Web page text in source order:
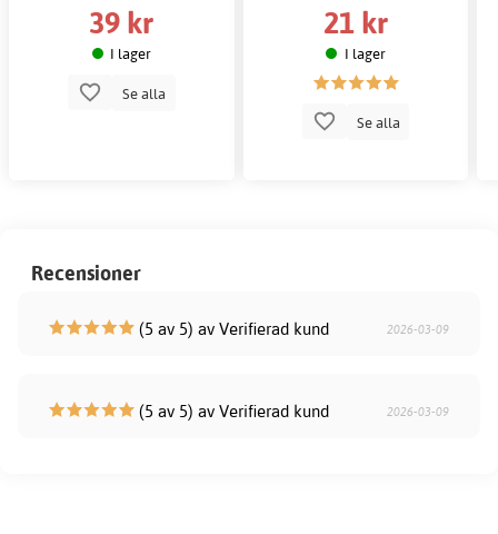
39 kr
I lager
Se alla
21 kr
I lager
Se alla
Recensioner
(5 av 5) av Verifierad kund 2026-03-09
(5 av 5) av Verifierad kund 2026-03-09